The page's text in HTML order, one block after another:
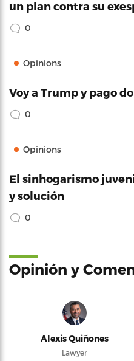
un plan contra su
0
Opinions
Voy a Trump y pago
0
Opinions
El sinhogarismo
y solución
0
Opinión y
Alexis Quiñones
Lawyer